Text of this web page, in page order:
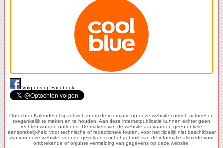
Volg ons op Facebook
OptochtenKalender.nl spant zich in om de informatie op deze website correct, actueel en
toegankelijk te maken en te houden. Aan deze internetpublicatie kunnen echter geen
rechten worden ontleend. De makers van de website aanvaarden geen enkele
aansprakelijkheid voor technische of redactionele fouten, voor het tijdelijk niet beschikbaar
zijn van deze website, voor de gevolgen van het gebruik van de informatie alsmede voor
ontbrekende of onjuiste vermelding van gegevens op deze website.